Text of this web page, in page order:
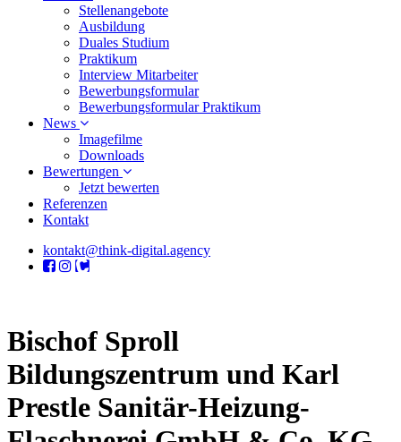
Stellenangebote
Ausbildung
Duales Studium
Praktikum
Interview Mitarbeiter
Bewerbungsformular
Bewerbungsformular Praktikum
News
Imagefilme
Downloads
Bewertungen
Jetzt bewerten
Referenzen
Kontakt
kontakt@think-digital.agency
Bischof Sproll
Bildungszentrum und Karl
Prestle Sanitär-Heizung-